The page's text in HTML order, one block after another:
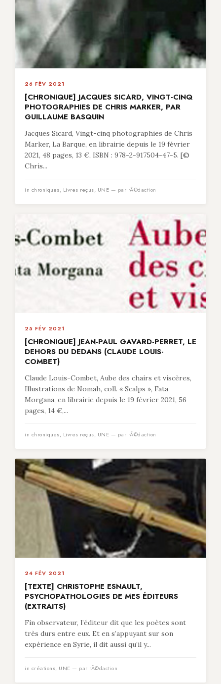
26 FÉV 2021
[CHRONIQUE] JACQUES SICARD, VINGT-CINQ
PHOTOGRAPHIES DE CHRIS MARKER, PAR
GUILLAUME BASQUIN
Jacques Sicard, Vingt-cinq photographies de Chris
Marker, La Barque, en librairie depuis le 19 février
2021, 48 pages, 13 €, ISBN : 978-2-917504-47-5. [©
Chris...
in chroniques, Livres reçus, UNE — par rÃ©daction
25 FÉV 2021
[CHRONIQUE] JEAN-PAUL GAVARD-PERRET, LE
DEHORS DU DEDANS (CLAUDE LOUIS-
COMBET)
Claude Louis-Combet, Aube des chairs et viscères,
Illustrations de Nomah, coll. « Scalps », Fata
Morgana, en librairie depuis le 19 février 2021, 56
pages, 14 €,...
in chroniques, Livres reçus, UNE — par rÃ©daction
24 FÉV 2021
[TEXTE] CHRISTOPHE ESNAULT,
PSYCHOPATHOLOGIES DE MES ÉDITEURS
(EXTRAITS)
Fin observateur, l’éditeur dit que les poètes sont
très durs entre eux. Et en s’appuyant sur son
expérience en Syrie, il dit aussi qu’il y...
in créations, UNE — par rÃ©daction